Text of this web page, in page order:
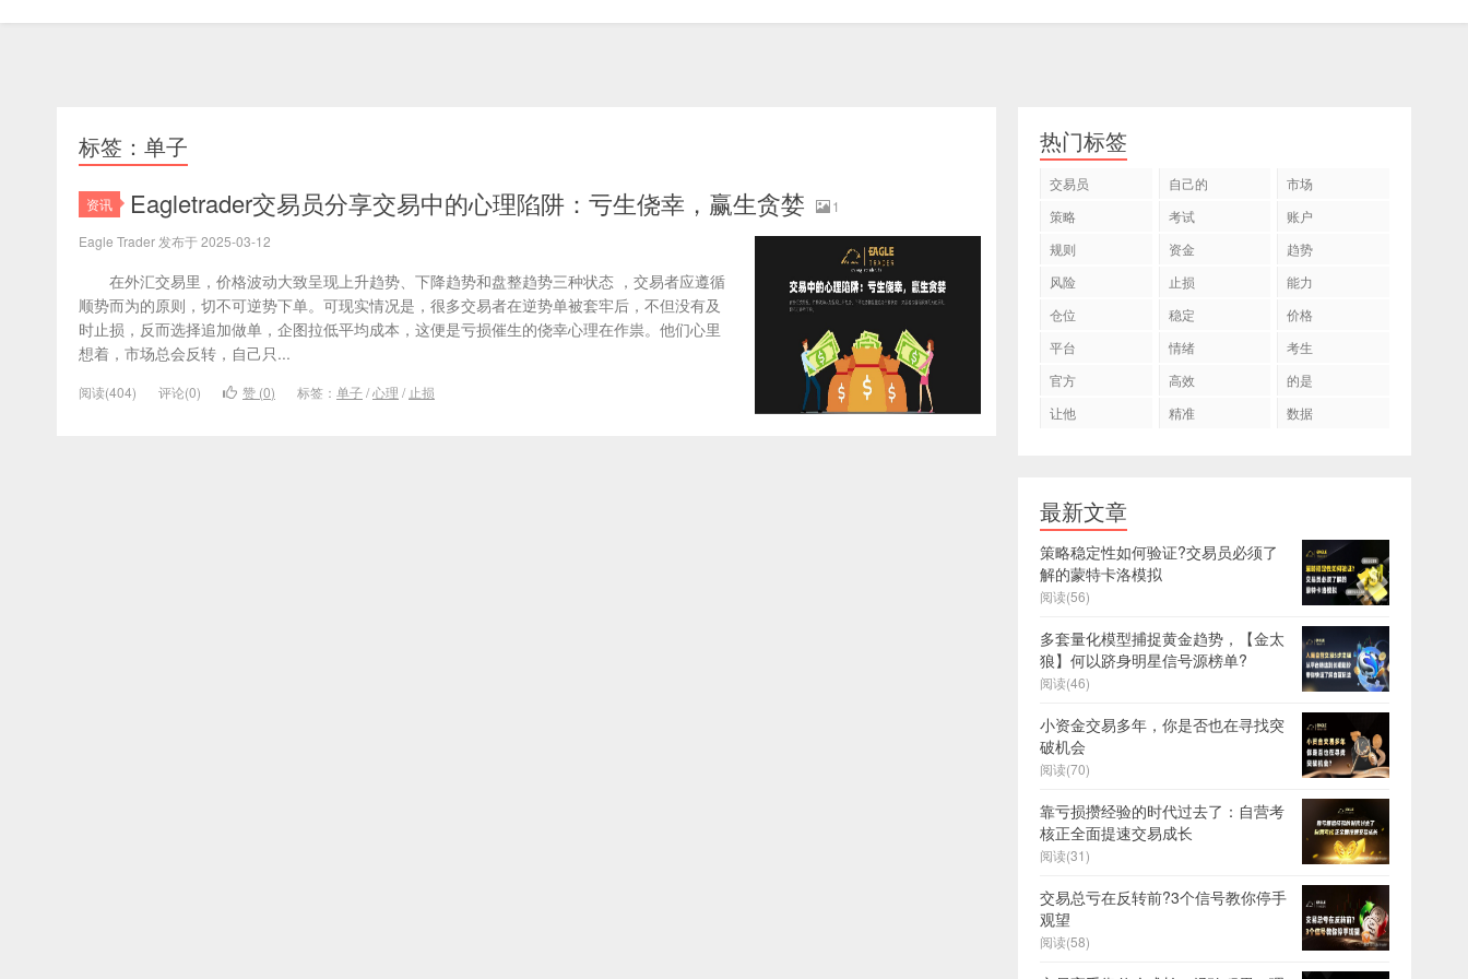
标签：单子
资讯 Eagletrader交易员分享交易中的心理陷阱：亏生侥幸，赢生贪婪
1
Eagle Trader 发布于 2025-03-12
在外汇交易里，价格波动大致呈现上升趋势、下降趋势和盘整趋势三种状态 ，交易者应遵循
顺势而为的原则，切不可逆势下单。可现实情况是，很多交易者在逆势单被套牢后，不但没有及
时止损，反而选择追加做单，企图拉低平均成本，这便是亏损催生的侥幸心理在作祟。他们心里
想着，市场总会反转，自己只...
阅读(404) 评论(0) 赞 (0) 标签： 单子/心理 / 止损
热门标签
交易员 自己的
市场
策略
考试
账户
规则
资金
趋势
风险
止损
能力
仓位
稳定
价格
平台
情绪
考生
官方
高效
的是
让他
精准 数据
最新文章
策略稳定性如何验证?交易员必须了
解的蒙特卡洛模拟
阅读(56)
多套量化模型捕捉黄金趋势，【金太
狼】何以跻身明星信号源榜单?
阅读(46)
小资金交易多年，你是否也在寻找突
破机会
阅读(70)
靠亏损攒经验的时代过去了：自营考
核正全面提速交易成长
阅读(31)
交易总亏在反转前?3个信号教你停手
观望
阅读(58)